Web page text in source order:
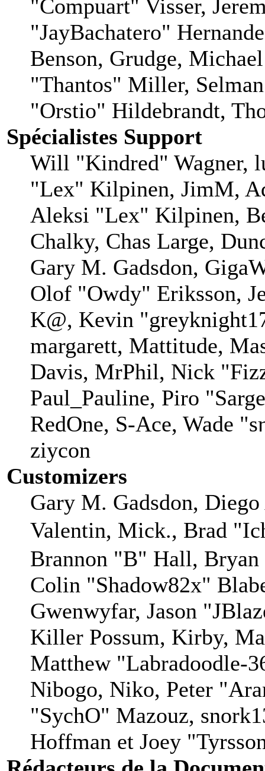
"Compuart" Visser,
"JayBachatero"
Benson, Grudge,
"Thantos" Miller,
"Orstio" Hildebrandt,
Spécialistes Support
Will "Kindred" Wagner,
"Lex" Kilpinen, JimM,
Aleksi "Lex" Kilpinen,
Chalky, Chas Large,
Gary M. Gadsdon,
Olof "Owdy" Eriksson,
K@, Kevin
margarett, Mattitude,
Davis, MrPhil, Nick
Paul_Pauline, Piro
RedOne, S-Ace, Wade
ziycon
Customizers
Gary M. Gadsdon,
Valentin, Mick., Brad
Brannon "B" Hall,
Colin "Shadow82x"
Gwenwyfar, Jason
Killer Possum, Kirby,
Matthew "Labradoodle-
Nibogo, Niko, Peter
"SychO" Mazouz,
Hoffman et Joey